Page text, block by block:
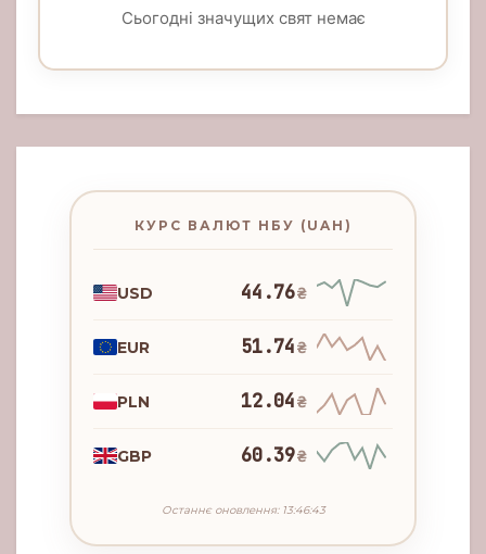
Сьогодні значущих свят немає
КУРС ВАЛЮТ НБУ (UAH)
USD 44.76₴
EUR 51.74₴
PLN 12.04₴
GBP 60.39₴
Останнє оновлення: 13:46:43